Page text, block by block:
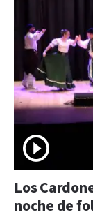
Los
noche de